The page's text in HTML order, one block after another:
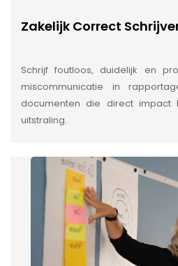
Zakelijk Correct
Schrijf foutloos, duidelijk en
miscommunicatie in
documenten die direct impact
uitstraling.